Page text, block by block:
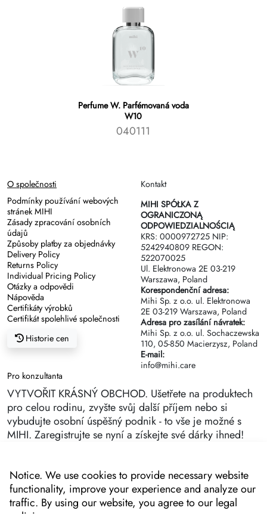
Perfume W. Parfémovaná voda
W10
040111
O společnosti
Podmínky používání webových
stránek MIHI
Zásady zpracování osobních
údajů
Způsoby platby za objednávky
Delivery Policy
Returns Policy
Individual Pricing Policy
Otázky a odpovědi
Nápověda
Certifikáty výrobků
Certifikát spolehlivé společnosti
Historie cen
Kontakt
MIHI SPÓŁKA Z
OGRANICZONĄ
ODPOWIEDZIALNOŚCIĄ
KRS: 0000972725 NIP:
5242940809 REGON:
522070025
Ul. Elektronowa 2Е 03-219
Warszawa, Poland
Korespondenční adresa:
Mihi Sp. z o.o. ul. Elektronowa
2Е 03-219 Warszawa, Poland
Adresa pro zasílání návratek:
Mihi Sp. z o.o. ul. Sochaczewska
110, 05-850 Macierzysz, Poland
E-mail:
info@mihi.care
Pro konzultanta
VYTVOŘIT KRÁSNÝ OBCHOD. Ušetřete na produktech
pro celou rodinu, zvyšte svůj další příjem nebo si
vybudujte osobní úspěšný podnik - to vše je možné s
MIHI. Zaregistrujte se nyní a získejte své dárky ihned!
Notice. We use cookies to provide necessary website
functionality, improve your experience and analyze our
traffic. By using our website, you agree to our legal